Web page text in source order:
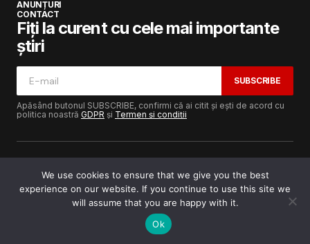
ANUNȚURI
CONTACT
Fiți la curent cu cele mai importante
știri
SUBSCRIBE
Apăsând butonul SUBSCRIBE, confirmi că ai citit și ești de acord cu
politica noastră GDPR și Termen și condiții
Copyright © 2017-2025Lugojeanul.ro· Toate drepturile
rezervate · Dezvoltat dePower Media FX
We use cookies to ensure that we give you the best
experience on our website. If you continue to use this site we
will assume that you are happy with it.
Ok